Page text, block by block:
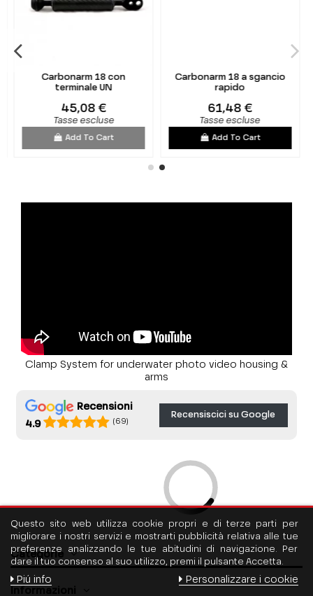
Carbonarm 18 con
terminale UN
45,08 €
Tasse escluse
Add To Cart
Carbonarm 18 a sgancio
rapido
61,48 €
Tasse escluse
Add To Cart
Clamp System for underwater photo video housing &
arms
Recensioni
4.9
(69)
Recensiscici su Google
Categorie
Informazioni
Questo sito web utilizza cookie propri e di terze parti per
migliorare i nostri servizi e mostrarti pubblicità relativa alle tue
preferenze analizzando le tue abitudini di navigazione. Per
dare il tuo consenso al suo utilizzo, premi il pulsante Accetta.
Piú info Personalizzare i cookie